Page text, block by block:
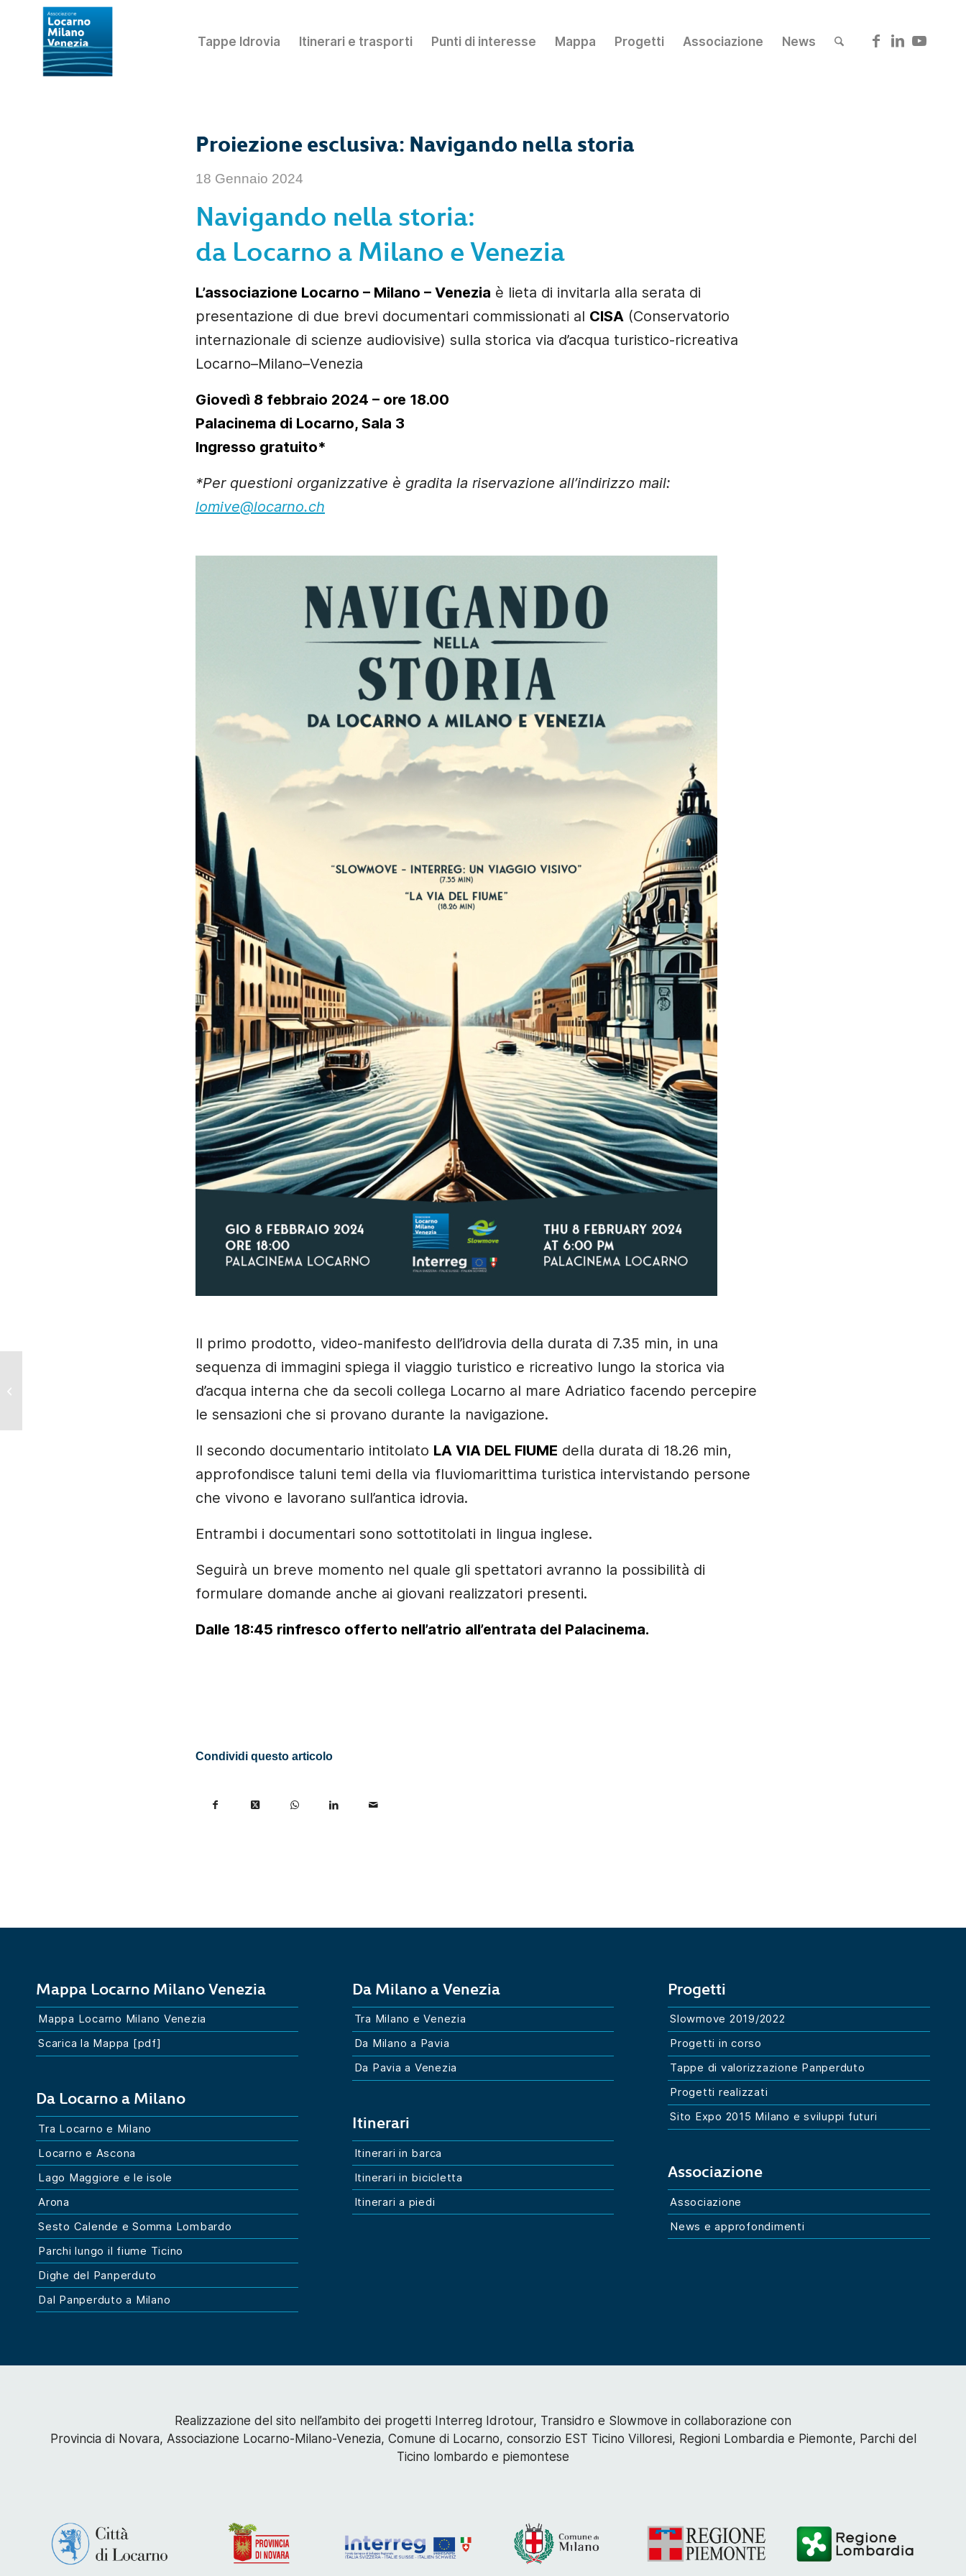
Tappe Idrovia Itinerari e trasporti Punti di interesse Mappa Progetti Associazione News
Proiezione esclusiva: Navigando nella storia
18 Gennaio 2024
Navigando nella storia:
da Locarno a Milano e Venezia
L’associazione Locarno – Milano – Venezia è lieta di invitarla alla serata di
presentazione di due brevi documentari commissionati al CISA (Conservatorio
internazionale di scienze audiovisive) sulla storica via d’acqua turistico-ricreativa
Locarno–Milano–Venezia
Giovedì 8 febbraio 2024 – ore 18.00
Palacinema di Locarno, Sala 3
Ingresso gratuito*
*Per questioni organizzative è gradita la riservazione all’indirizzo mail:
lomive@locarno.ch
Il primo prodotto, video-manifesto dell’idrovia della durata di 7.35 min, in una
sequenza di immagini spiega il viaggio turistico e ricreativo lungo la storica via
d’acqua interna che da secoli collega Locarno al mare Adriatico facendo percepire
le sensazioni che si provano durante la navigazione.
Il secondo documentario intitolato LA VIA DEL FIUME della durata di 18.26 min,
approfondisce taluni temi della via fluviomarittima turistica intervistando persone
che vivono e lavorano sull’antica idrovia.
Entrambi i documentari sono sottotitolati in lingua inglese.
Seguirà un breve momento nel quale gli spettatori avranno la possibilità di
formulare domande anche ai giovani realizzatori presenti.
Dalle 18:45 rinfresco offerto nell’atrio all’entrata del Palacinema.
Condividi questo articolo
Mappa Locarno Milano Venezia
Mappa Locarno Milano Venezia
Scarica la Mappa [pdf]
Da Locarno a Milano
Tra Locarno e Milano
Locarno e Ascona
Lago Maggiore e le isole
Arona
Sesto Calende e Somma Lombardo
Parchi lungo il fiume Ticino
Dighe del Panperduto
Dal Panperduto a Milano
Da Milano a Venezia
Tra Milano e Venezia
Da Milano a Pavia
Da Pavia a Venezia
Itinerari
Itinerari in barca
Itinerari in bicicletta
Itinerari a piedi
Progetti
Slowmove 2019/2022
Progetti in corso
Tappe di valorizzazione Panperduto
Progetti realizzati
Sito Expo 2015 Milano e sviluppi futuri
Associazione
Associazione
News e approfondimenti
Realizzazione del sito nell’ambito dei progetti Interreg Idrotour, Transidro e Slowmove in collaborazione con
Provincia di Novara, Associazione Locarno-Milano-Venezia, Comune di Locarno, consorzio EST Ticino Villoresi, Regioni Lombardia e Piemonte, Parchi del
Ticino lombardo e piemontese